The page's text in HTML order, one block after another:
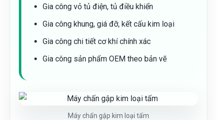
Gia công vỏ tủ điện, tủ điều khiển
Gia công khung, giá đỡ, kết cấu kim loại
Gia công chi tiết cơ khí chính xác
Gia công sản phẩm OEM theo bản vẽ
Máy chấn gập kim loại tấm